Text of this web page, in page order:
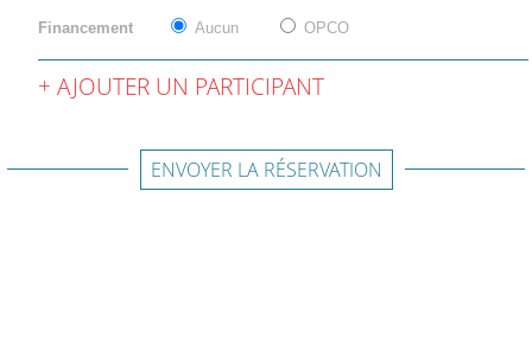
Financement Aucun OPCO
AJOUTER UN PARTICIPANT
ENVOYER LA RÉSERVATION